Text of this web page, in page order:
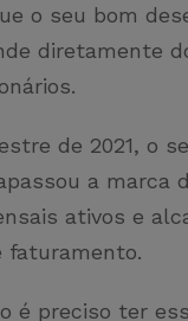
o seu bom
diretamente
de 2021, o
a marca
ativos e
faturamento.
é preciso ter